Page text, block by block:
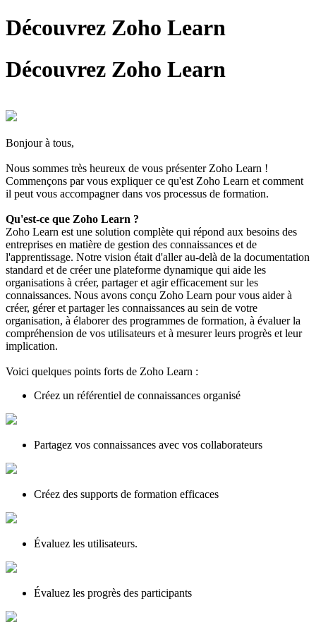
Découvrez Zoho Learn
Découvrez Zoho Learn
Bonjour à tous,
Nous sommes très heureux de vous présenter Zoho Learn !
Commençons par vous expliquer ce qu'est Zoho Learn et comment
il peut vous accompagner dans vos processus de formation.
Qu'est-ce que Zoho Learn ?
Zoho Learn est une solution complète qui répond aux besoins des
entreprises en matière de gestion des connaissances et de
l'apprentissage. Notre vision était d'aller au-delà de la documentation
standard et de créer une plateforme dynamique qui aide les
organisations à créer, partager et agir efficacement sur les
connaissances. Nous avons conçu Zoho Learn pour vous aider à
créer, gérer et partager les connaissances au sein de votre
organisation, à élaborer des programmes de formation, à évaluer la
compréhension de vos utilisateurs et à mesurer leurs progrès et leur
implication.
Voici quelques points forts de Zoho Learn :
Créez un référentiel de connaissances organisé
Partagez vos connaissances avec vos collaborateurs
Créez des supports de formation efficaces
Évaluez les utilisateurs.
Évaluez les progrès des participants